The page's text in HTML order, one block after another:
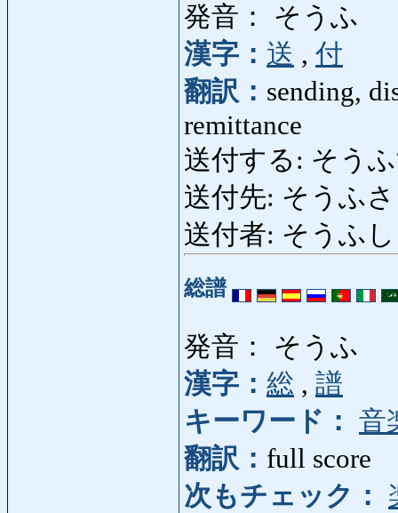
発音： そうふ
漢字： 送 , 付
翻訳： sending,
remittance
送付する: そうふ
送付先: そうふさ
送付者: そうふ
総譜
発音： そうふ
漢字： 総 , 譜
キーワード： 音
翻訳： full score
次もチェック：